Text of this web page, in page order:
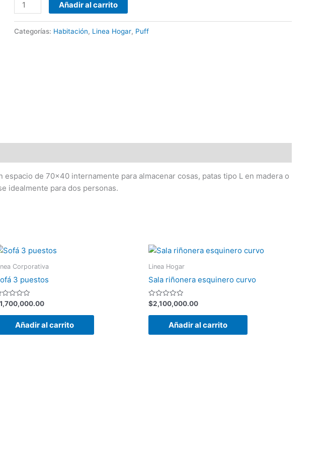
Añadir al carrito
Categorías: Habitación, Linea Hogar, Puff
de 70×40 internamente para almacenar cosas, patas tipo L en madera o
idealmente para dos personas.
Corporativa
3 puestos
1,700,000.00
Añadir al carrito
Linea Hogar
Sala riñonera esquinero curvo
Valorado
con
0
$2,100,000.00
Añadir al carrito